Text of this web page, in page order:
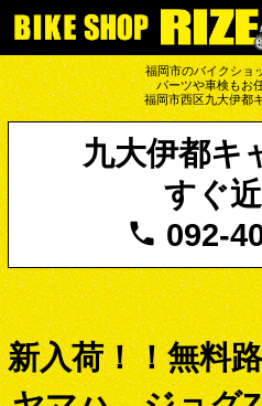
福岡市のバイクショ
パーツや車検もお
福岡市西区九大伊都
九大伊都キ
すぐ近
092-
新入荷！！無料